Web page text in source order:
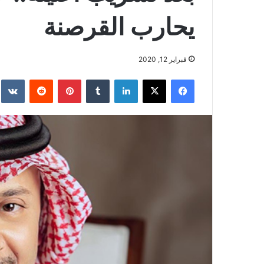
يحارب القرصنة
فبراير 12, 2020
فيسبوك ‫X لينكدإن بينتيريست